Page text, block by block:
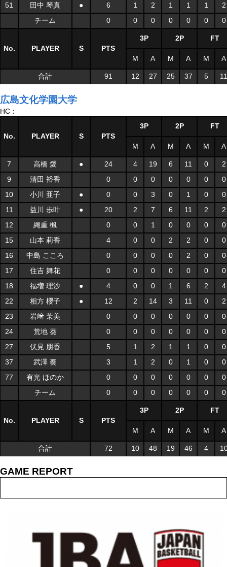
51
田中 琴真 ● 6 1 2 1 1 1
2
チーム
0 0 0 0 0 0 0
No. PLAYER S PTS
3P 2P FT
M A M A M A
合計 91 12 27 25 37 5 11
広島文化学園大学
HC：
No. PLAYER S PTS
3P 2P FT
M A M A M A
7 高橋 愛 ● 24 4 19 6 11 0
2
9
清田 裕香 0 0 0 0 0 0
0
10
小川 亜子 ● 0 0 3 0 1 0
0
11
益川 歩叶 ● 20 2 7 6 11 2
2
12
縄重 楓 0 0 1 0 0 0
0
15
山本 莉香 4 0 0 2 2 0
0
16
中島 こころ 0 0 0 0 2 0
0
17
住吉 舞花 0 0 0 0 0 0
0
18
福増 理沙 ● 4 0 0 1 6 2
4
22
相方 櫻子 ● 12 2 14 3 11 0
2
23
岩﨑 茉美 0 0 0 0 0 0
0
24
荒地 葵 0 0 0 0 0 0
0
27
伏見 朋香 5 1 2 1 1 0
0
37
武澤 奏 3 1 2 0 1 0
0
77
有光 ほのか 0 0 0 0 0 0
0
チーム
0 0 0 0 0 0 0
No. PLAYER S PTS
3P 2P FT
M A M A M A
合計 72 10 48 19 46 4
GAME REPORT